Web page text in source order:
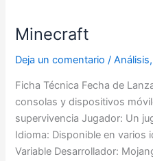
Minecraft
Deja un comentario /Análisis
Ficha Técnica Fecha de
consolas y dispositivos
supervivencia Jugador: Un
Idioma: Disponible en varios
Variable Desarrollador:
Minecraft